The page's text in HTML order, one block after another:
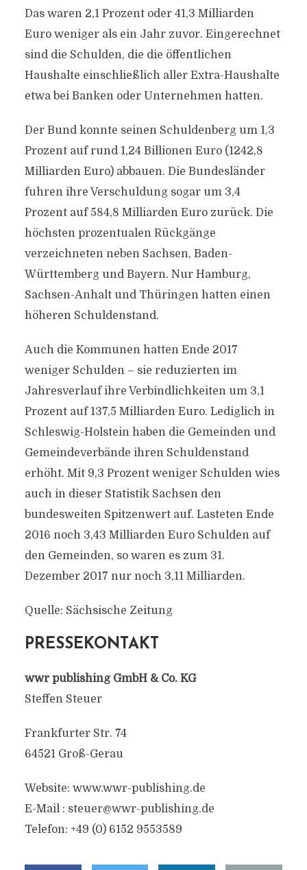
Das waren 2,1 Prozent oder 41,3 Milliarden
Euro weniger als ein Jahr zuvor. Eingerechnet
sind die Schulden, die die öffentlichen
Haushalte einschließlich aller Extra-Haushalte
etwa bei Banken oder Unternehmen hatten.
Der Bund konnte seinen Schuldenberg um 1,3
Prozent auf rund 1,24 Billionen Euro (1242,8
Milliarden Euro) abbauen. Die Bundesländer
fuhren ihre Verschuldung sogar um 3,4
Prozent auf 584,8 Milliarden Euro zurück. Die
höchsten prozentualen Rückgänge
verzeichneten neben Sachsen, Baden-
Württemberg und Bayern. Nur Hamburg,
Sachsen-Anhalt und Thüringen hatten einen
höheren Schuldenstand.
Auch die Kommunen hatten Ende 2017
weniger Schulden – sie reduzierten im
Jahresverlauf ihre Verbindlichkeiten um 3,1
Prozent auf 137,5 Milliarden Euro. Lediglich in
Schleswig-Holstein haben die Gemeinden und
Gemeindeverbände ihren Schuldenstand
erhöht. Mit 9,3 Prozent weniger Schulden wies
auch in dieser Statistik Sachsen den
bundesweiten Spitzenwert auf. Lasteten Ende
2016 noch 3,43 Milliarden Euro Schulden auf
den Gemeinden, so waren es zum 31.
Dezember 2017 nur noch 3,11 Milliarden.
Quelle: Sächsische Zeitung
PRESSEKONTAKT
wwr publishing GmbH & Co. KG
Steffen Steuer
Frankfurter Str. 74
64521 Groß-Gerau
Website: www.wwr-publishing.de
E-Mail : steuer@wwr-publishing.de
Telefon: +49 (0) 6152 9553589